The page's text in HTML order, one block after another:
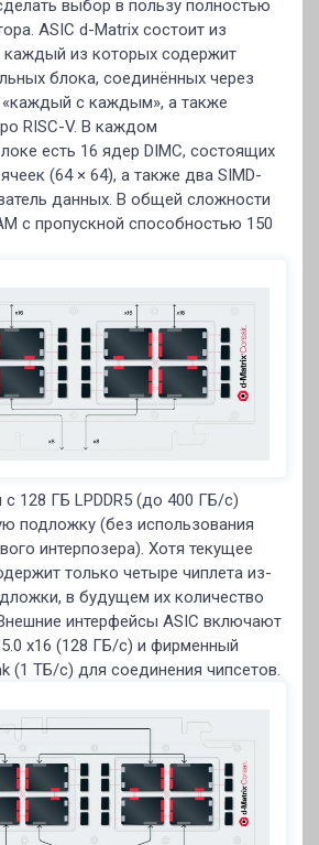
выбор в пользу полностью
ASIC d-Matrix состоит из
каждый из которых содержит
блока, соединённых через
«каждый с каждым», а также
RISC-V. В каждом
есть 16 ядер DIMC, состоящих
(64 × 64), а также два SIMD-
данных. В общей сложности
с пропускной способностью 150
с 128 ГБ LPDDR5 (до 400 ГБ/с)
подложку (без использования
интерпозера). Хотя текущее
только четыре чиплета из-
в будущем их количество
интерфейсы ASIC включают
x16 (128 ГБ/с) и фирменный
(1 ТБ/с) для соединения чипсетов.